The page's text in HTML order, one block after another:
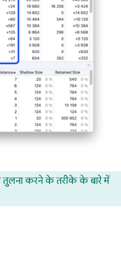
तुलना करने के तरीके के बारे में